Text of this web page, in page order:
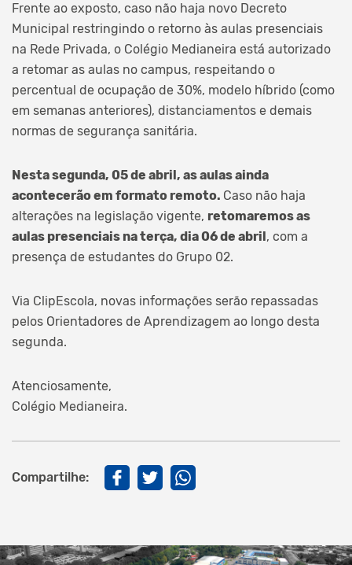
Frente ao exposto, caso não haja novo Decreto
Municipal restringindo o retorno às aulas presenciais
na Rede Privada, o Colégio Medianeira está autorizado
a retomar as aulas no campus, respeitando o
percentual de ocupação de 30%, modelo híbrido (como
em semanas anteriores), distanciamentos e demais
normas de segurança sanitária.
Nesta segunda, 05 de abril, as aulas ainda
acontecerão em formato remoto. Caso não haja
alterações na legislação vigente, retomaremos as
aulas presenciais na terça, dia 06 de abril , com a
presença de estudantes do Grupo 02.
Via ClipEscola, novas informações serão repassadas
pelos Orientadores de Aprendizagem ao longo desta
segunda.
Atenciosamente,
Colégio Medianeira.
Compartilhe: